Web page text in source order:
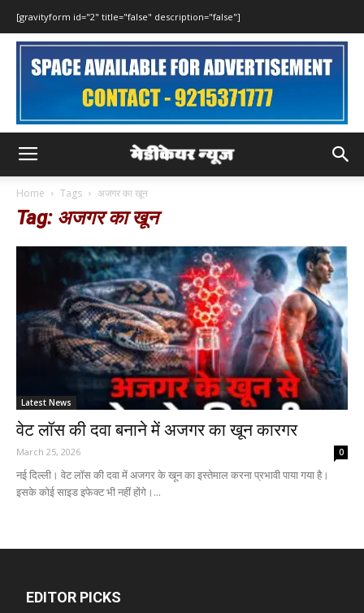
[gravityform id="2" title="false" description="false"]
Home Tags अजगर का खून
Tag: अजगर का खून
Latest News
वेट लॉस की दवा बनाने में अजगर का खून कारगर
March 25, 2026 0
नई दिल्ली। वेट लॉस की दवा में अजगर के खून का इस्तेमाल करना प्रभावी पाया गया है।
इसके कोई साइड इफेक्ट भी नहीं होंगे।...
EDITOR PICKS